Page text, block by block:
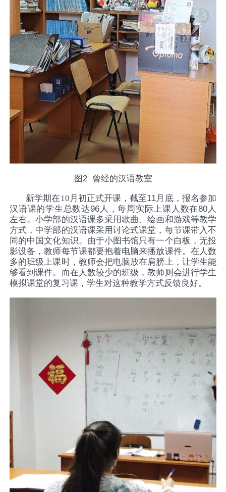
图 2 曾经的汉语教室
新学期在10月初正式开课 ，截至11月底，报名参加
汉语课的学生总数达96人，每周实际上课人数在80 人
左右。小学部的汉语课多采用歌曲、绘画和游戏等教学
方式，中学部的汉语课采用讨论式课堂，每节课带入不
同的中国文化知识。由于小图书馆只有一个白板，无投
影设备，教师每节课都要抱着电脑来播放课件。在人数
多的班级上课时，教师会把电脑放在肩膀上，让学生能
够看到课件。而在人数较少的班级，教师则会进行学生
模拟课堂的复习课，学生对这种教学方式反馈良好。